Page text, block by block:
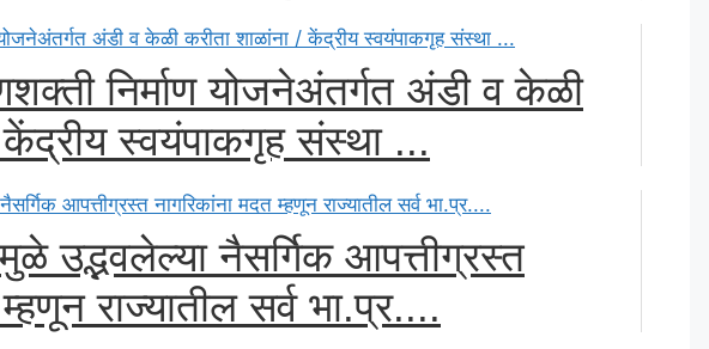
निर्माण योजनेअंतर्गत अंडी व केळी
केंद्रीय स्वयंपाकगृह संस्था ...
उद्भवलेल्या नैसर्गिक आपत्तीग्रस्त
राज्यातील सर्व भा.प्र....